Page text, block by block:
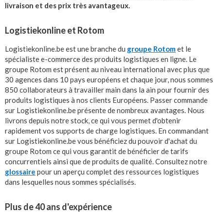
livraison et des prix très avantageux.
Logistiekonline et Rotom
Logistiekonline.be est une branche du groupe Rotomet le
spécialiste e-commerce des produits logistiques en ligne. Le
groupe Rotom est présent au niveau international avec plus que
30 agences dans 10 pays européens et chaque jour, nous sommes
850 collaborateurs à travailler main dans la ain pour fournir des
produits logistiques à nos clients Européens. Passer commande
sur Logistiekonline.be présente de nombreux avantages. Nous
livrons depuis notre stock, ce qui vous permet d'obtenir
rapidement vos supports de charge logistiques. En commandant
sur Logistiekonline.be vous bénéficiez du pouvoir d'achat du
groupe Rotom ce qui vous garantit de bénéficier de tarifs
concurrentiels ainsi que de produits de qualité. Consultez notre
glossaire pour un aperçu complet des ressources logistiques
dans lesquelles nous sommes spécialisés.
Plus de 40 ans d'expérience